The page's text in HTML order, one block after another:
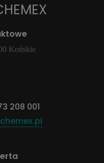
Końskie
208 001